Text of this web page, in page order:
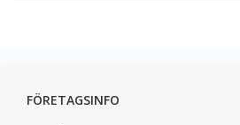
FÖRETAGSINFO